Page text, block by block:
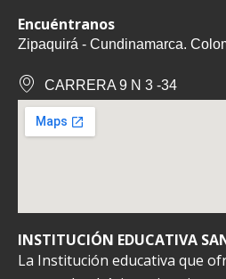
Encuéntranos
Zipaquirá - Cundinamarca.
CARRERA 9 N 3 -34
INSTITUCIÓN EDUCATIVA
La Institución educativa que